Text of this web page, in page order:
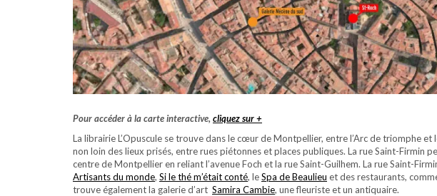
Pour accéder à la carte interactive, cliquez sur +
La librairie L’Opuscule se trouve dans le cœur de Montpellier, entre l’Arc de triomphe
non loin des lieux prisés, entre rues piétonnes et places publiques. La rue Saint-Firmin
centre de Montpellier en reliant l’avenue Foch et la rue Saint-Guilhem. La rue Saint-
Artisants du monde, Si le thé m’était conté, leSpa de Beaulieu et des restaurants,
trouve également la galerie d’art Samira Cambie, une fleuriste et un antiquaire.